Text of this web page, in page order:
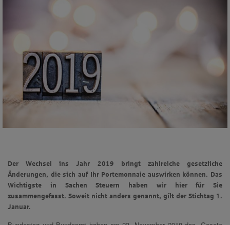
Der Wechsel ins Jahr 2019 bringt zahlreiche gesetzliche
Änderungen, die sich auf Ihr Portemonnaie auswirken können. Das
Wichtigste in Sachen Steuern haben wir hier für Sie
zusammengefasst. Soweit nicht anders genannt, gilt der Stichtag 1.
Januar.